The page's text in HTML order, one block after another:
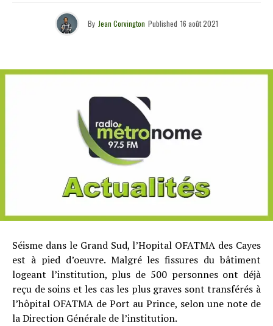
By Jean Corvington Published 16 août 2021
Séisme dans le Grand Sud, l’Hopital OFATMA des Cayes
est à pied d’oeuvre. Malgré les fissures du bâtiment
logeant l’institution, plus de 500 personnes ont déjà
reçu de soins et les cas les plus graves sont transférés à
l’hôpital OFATMA de Port au Prince, selon une note de
la Direction Générale de l’institution.